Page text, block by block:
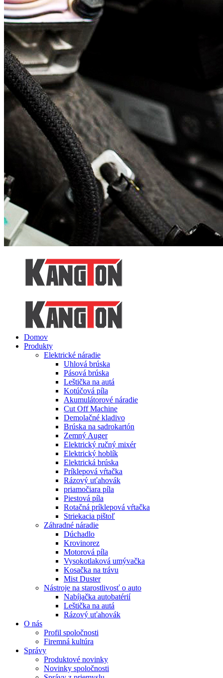
Domov
Produkty
Elektrické náradie
Uhlová brúska
Pásová brúska
Leštička na autá
Kotúčová píla
Akumulátorové náradie
Cut Off Machine
Demolačné kladivo
Brúska na sadrokartón
Zemný Auger
Elektrický ručný mixér
Elektrický hoblík
Elektrická brúska
Príklepová vŕtačka
Rázový uťahovák
priamočiara píla
Piestová píla
Rotačná príklepová vŕtačka
Striekacia pištoľ
Záhradné náradie
Dúchadlo
Krovinorez
Motorová píla
Vysokotlaková umývačka
Kosačka na trávu
Mist Duster
Nástroje na starostlivosť o auto
Nabíjačka autobatérií
Leštička na autá
Rázový uťahovák
O nás
Profil spoločnosti
Firemná kultúra
Správy
Produktové novinky
Novinky spoločnosti